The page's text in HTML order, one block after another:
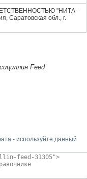
"НИТА-
Саратовская обл., г.
Feed
- используйте данный